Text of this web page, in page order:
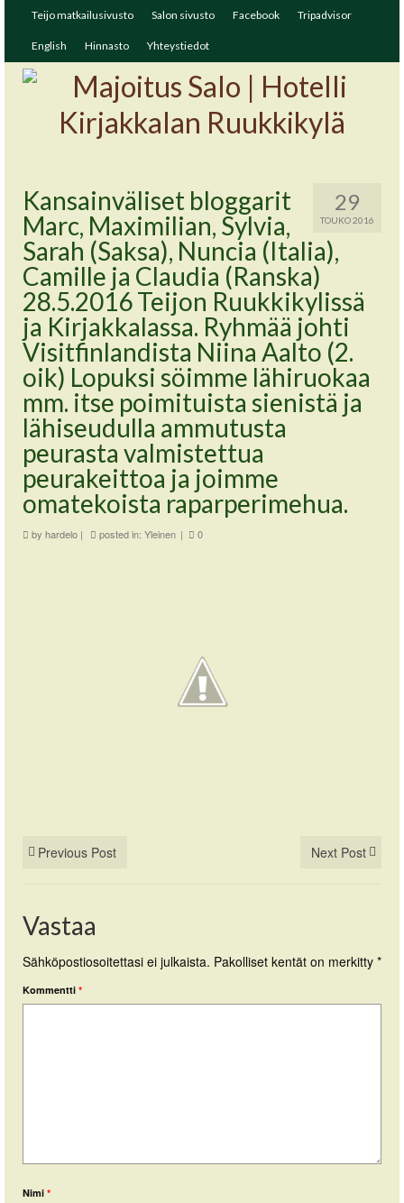
Teijo matkailusivusto Salon sivusto Facebook Tripadvisor
English Hinnasto Yhteystiedot
29
TOUKO 2016
Kansainväliset bloggarit
Marc, Maximilian, Sylvia,
Sarah (Saksa), Nuncia (Italia),
Camille ja Claudia (Ranska)
28.5.2016 Teijon Ruukkikylissä
ja Kirjakkalassa. Ryhmää johti
Visitfinlandista Niina Aalto (2.
oik) Lopuksi söimme lähiruokaa
mm. itse poimituista sienistä ja
lähiseudulla ammutusta
peurasta valmistettua
peurakeittoa ja joimme
omatekoista raparperimehua.
by hardelo | posted in: Yleinen | 0
Previous Post Next Post
Vastaa
Sähköpostiosoitettasi ei julkaista. Pakolliset kentät on merkitty *
Kommentti *
Nimi *